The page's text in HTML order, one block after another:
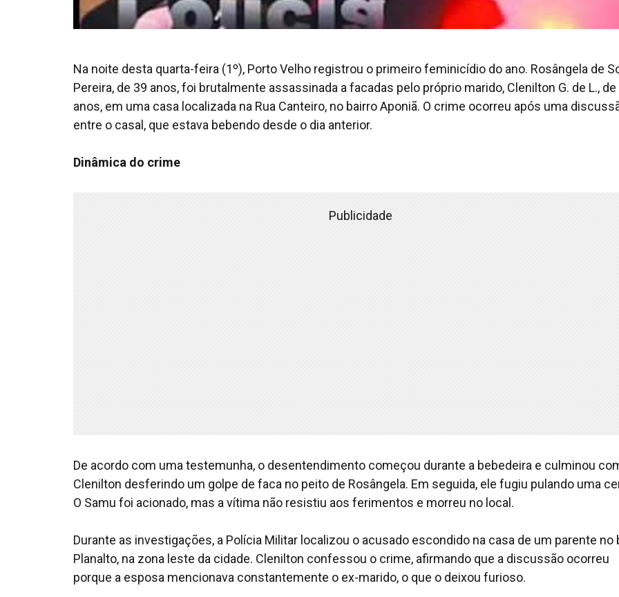
Na noite desta quarta-feira (1º), Porto Velho registrou o primeiro feminicídio do ano. Rosângela de
Pereira, de 39 anos, foi brutalmente assassinada a facadas pelo próprio marido, Clenilton G. de L., de
anos, em uma casa localizada na Rua Canteiro, no bairro Aponiã. O crime ocorreu após uma
entre o casal, que estava bebendo desde o dia anterior.
Dinâmica do crime
Publicidade
De acordo com uma testemunha, o desentendimento começou durante a bebedeira e culminou
Clenilton desferindo um golpe de faca no peito de Rosângela. Em seguida, ele fugiu pulando uma
O Samu foi acionado, mas a vítima não resistiu aos ferimentos e morreu no local.
Durante as investigações, a Polícia Militar localizou o acusado escondido na casa de um parente no
Planalto, na zona leste da cidade. Clenilton confessou o crime, afirmando que a discussão ocorreu
porque a esposa mencionava constantemente o ex-marido, o que o deixou furioso.